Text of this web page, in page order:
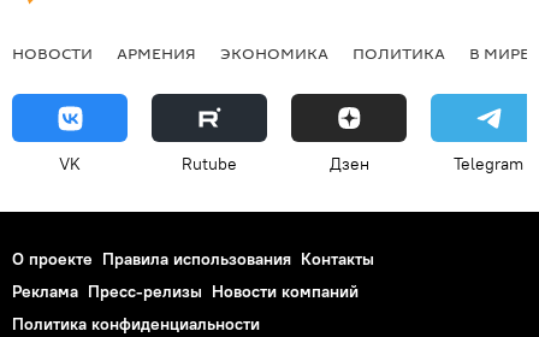
НОВОСТИ АРМЕНИЯ ЭКОНОМИКА ПОЛИТИКА В МИРЕ
VK Rutube Дзен Telegram
О проекте Правила использования Контакты
Реклама Пресс-релизы Новости компаний
Политика конфиденциальности